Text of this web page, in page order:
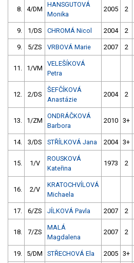
8. 4/DM
HANSGUTOVÁ
Monika
2005 2
9. 1/DS CHROMÁ Nicol 2004 2
9. 5/ZS VRBOVÁ Marie 2007 2
11. 1/VM
VELEŠÍKOVÁ
Petra
12. 2/DS
ŠEFČÍKOVÁ
Anastázie
2004 2
13. 1/ZM
ONDRÁČKOVÁ
Barbora
2010 3+
14. 3/DS STŘÍLKOVÁ Jana 2004 3+
15. 1/V
ROUSKOVÁ
Kateřina
1973 2
16. 2/V
KRATOCHVÍLOVÁ
Michaela
17. 6/ZS JÍLKOVÁ Pavla 2007 2
18. 7/ZS
MALÁ
Magdalena
2007 2
19. 5/DM STŘECHOVÁ Ela 2005 3+